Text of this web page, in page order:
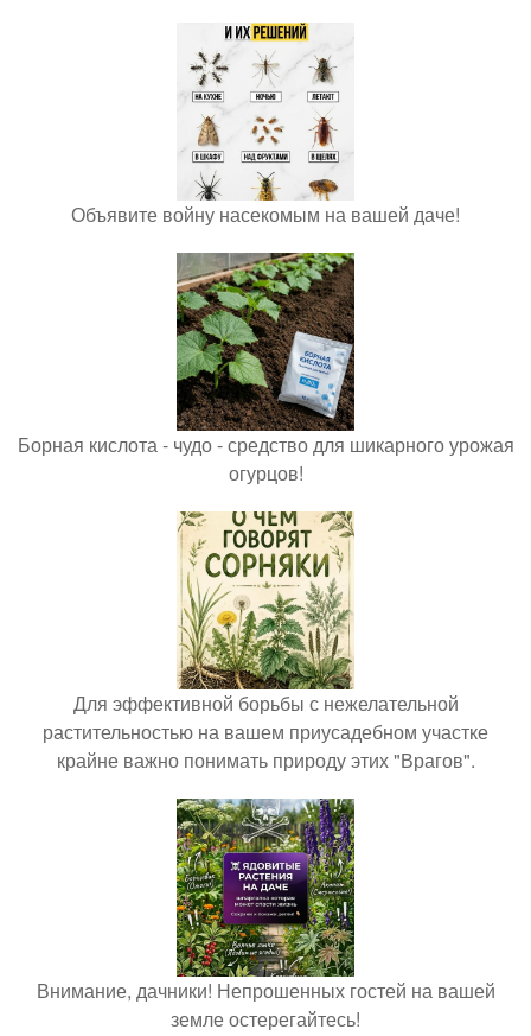
Объявите войну насекомым на вашей даче!
Борная кислота - чудо - средство для шикарного урожая
огурцов!
Для эффективной борьбы с нежелательной
растительностью на вашем приусадебном участке
крайне важно понимать природу этих "Врагов".
Внимание, дачники! Непрошенных гостей на вашей
земле остерегайтесь!